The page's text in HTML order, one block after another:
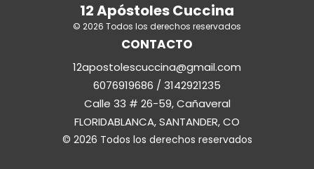
12 Apóstoles Cuccina
© 2026 Todos los derechos reservados
CONTACTO
12apostolescuccina@gmail.com
6076919686 / 3142921235
Calle 33 # 26-59, Cañaveral
FLORIDABLANCA, SANTANDER, CO
© 2026 Todos los derechos reservados